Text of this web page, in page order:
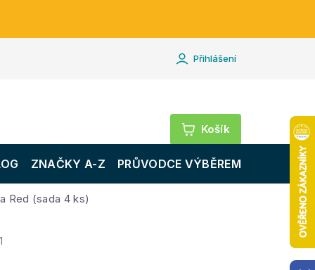
Přihlášení
Nákupní
košík
ZNAČKY A-Z PRŮVODCE VÝBĚREM
Red (sada 4 ks)